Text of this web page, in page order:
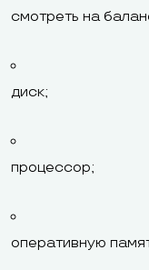
смотреть на
диск;
процессор;
оперативную